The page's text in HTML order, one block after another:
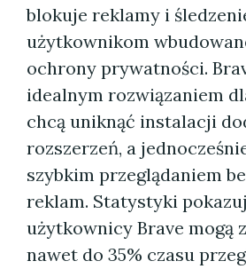
blokuje reklamy i
użytkownikom
ochrony prywatności.
idealnym rozwiązaniem
chcą uniknąć instalacji
rozszerzeń, a
szybkim przeglądaniem
reklam. Statystyki
użytkownicy Brave mogą
nawet do 35% czasu